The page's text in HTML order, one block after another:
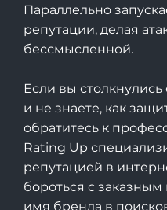
Параллельно
репутации, делая
бессмысленной.
Если вы
и не знаете, как
обратитесь к
Rating Up
репутацией в
бороться с
имя бренда в